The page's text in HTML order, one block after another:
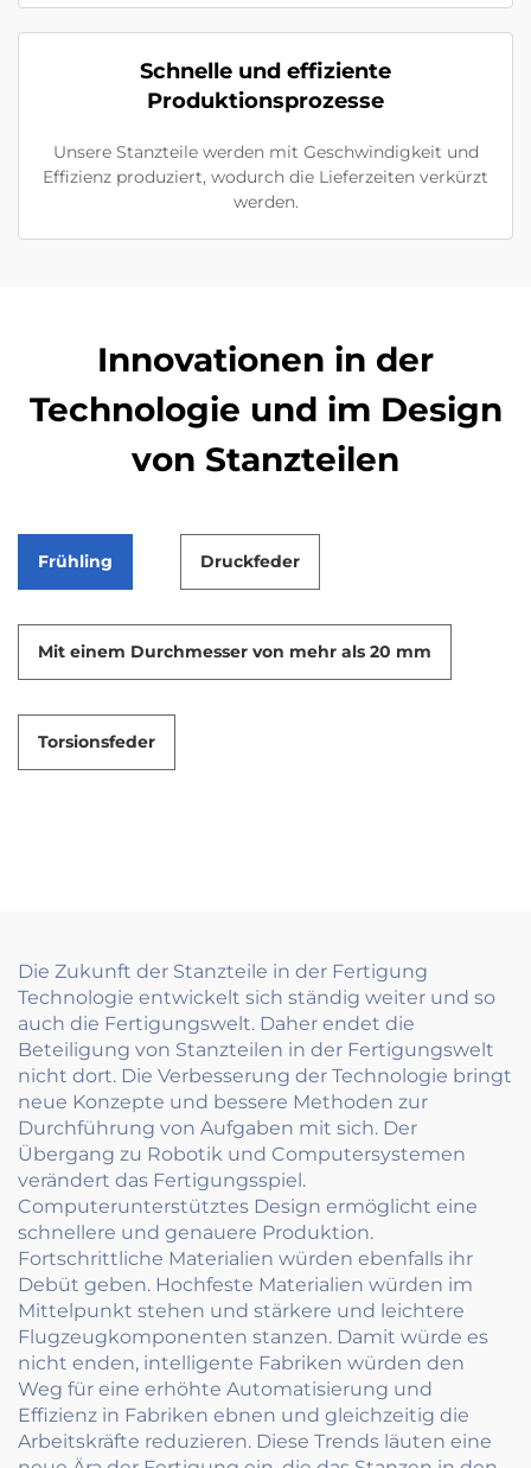
Schnelle und effiziente
Produktionsprozesse
Unsere Stanzteile werden mit Geschwindigkeit und
Effizienz produziert, wodurch die Lieferzeiten verkürzt
werden.
Innovationen in der
Technologie und im Design
von Stanzteilen
Frühling Druckfeder
Mit einem Durchmesser von mehr als 20 mm
Torsionsfeder
Die Zukunft der Stanzteile in der Fertigung
Technologie entwickelt sich ständig weiter und so
auch die Fertigungswelt. Daher endet die
Beteiligung von Stanzteilen in der Fertigungswelt
nicht dort. Die Verbesserung der Technologie bringt
neue Konzepte und bessere Methoden zur
Durchführung von Aufgaben mit sich. Der
Übergang zu Robotik und Computersystemen
verändert das Fertigungsspiel.
Computerunterstütztes Design ermöglicht eine
schnellere und genauere Produktion.
Fortschrittliche Materialien würden ebenfalls ihr
Debüt geben. Hochfeste Materialien würden im
Mittelpunkt stehen und stärkere und leichtere
Flugzeugkomponenten stanzen. Damit würde es
nicht enden, intelligente Fabriken würden den
Weg für eine erhöhte Automatisierung und
Effizienz in Fabriken ebnen und gleichzeitig die
Arbeitskräfte reduzieren. Diese Trends läuten eine